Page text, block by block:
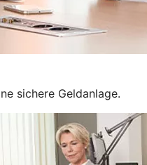
sichere Geldanlage.